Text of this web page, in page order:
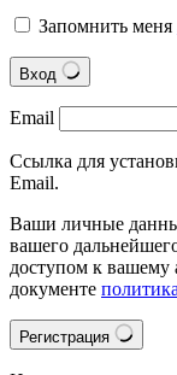
Запомнить меня
Вход
Email
Ссылка для
Email.
Ваши личные
вашего
доступом к вашему
документе
Регистрация